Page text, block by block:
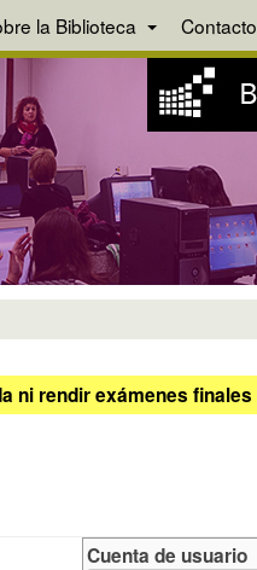
la Biblioteca Contacto
ni rendir exámenes finales
Cuenta de usuario